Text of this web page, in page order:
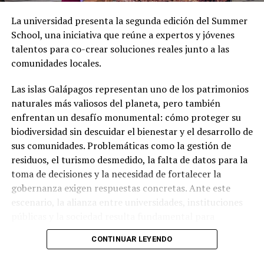
acepte ir a la Prefectura de Manabí, porque se une al
candidato del oficialismo, vamos, el pueblo chonense
tiene clarísimo el por qué de la decisión de Leonardo
Rodríguez”, subrayó.
La universidad presenta la segunda edición del Summer
School, una iniciativa que reúne a expertos y jóvenes
talentos para co-crear soluciones reales junto a las
comunidades locales.
Las islas Galápagos representan uno de los patrimonios
naturales más valiosos del planeta, pero también
enfrentan un desafío monumental: cómo proteger su
biodiversidad sin descuidar el bienestar y el desarrollo de
sus comunidades. Problemáticas como la gestión de
residuos, el turismo desmedido, la falta de datos para la
toma de decisiones y la necesidad de fortalecer la
gobernanza exigen respuestas concretas. Ante este
escenario, la alianza entre universidades, instituciones
construir soluciones sostenibles y de largo plazo.
CONTINUAR LEYENDO